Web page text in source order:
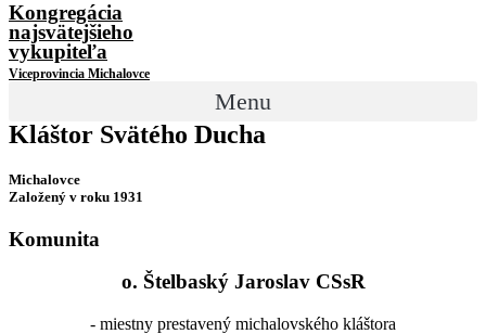
Kongregácia
najsvätejšieho
vykupiteľa
Viceprovincia Michalovce
Menu
Kláštor Svätého Ducha
Michalovce
Založený v roku 1931
Komunita
o. Štelbaský Jaroslav CSsR
- miestny prestavený michalovského kláštora